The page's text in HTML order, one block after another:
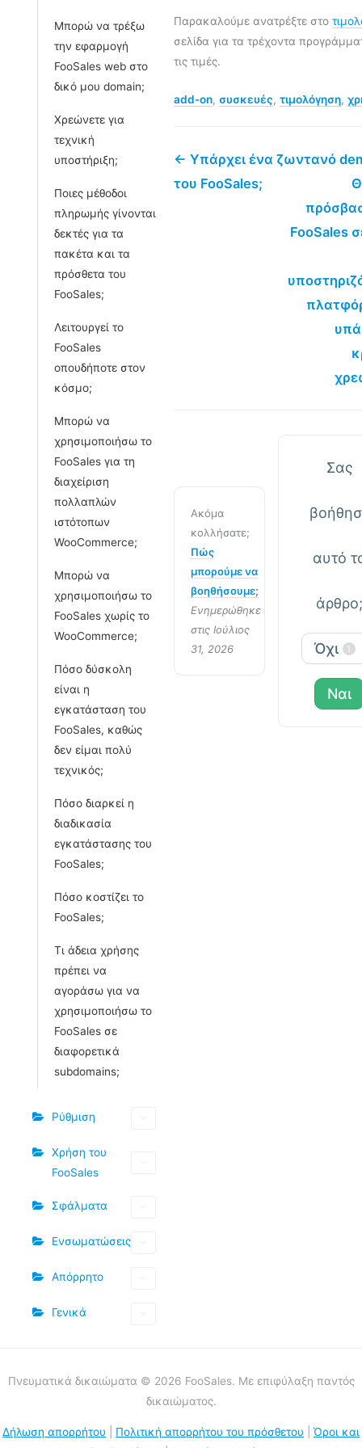
Μπορώ να τρέξω
την εφαρμογή
FooSales web στο
δικό μου domain;
Χρεώνετε για
τεχνική
υποστήριξη;
Ποιες μέθοδοι
πληρωμής γίνονται
δεκτές για τα
πακέτα και τα
πρόσθετα του
FooSales;
Λειτουργεί το
FooSales
οπουδήποτε στον
κόσμο;
Μπορώ να
χρησιμοποιήσω το
FooSales για τη
διαχείριση
πολλαπλών
ιστότοπων
WooCommerce;
Μπορώ να
χρησιμοποιήσω το
FooSales χωρίς το
WooCommerce;
Πόσο δύσκολη
είναι η
εγκατάσταση του
FooSales, καθώς
δεν είμαι πολύ
τεχνικός;
Πόσο διαρκεί η
διαδικασία
εγκατάστασης του
FooSales;
Πόσο κοστίζει το
FooSales;
Τι άδεια χρήσης
πρέπει να
αγοράσω για να
χρησιμοποιήσω το
FooSales σε
διαφορετικά
subdomains;
Ρύθμιση
Χρήση του
FooSales
Σφάλματα
Ενσωματώσεις
Απόρρητο
Γενικά
Παρακαλούμε ανατρέξτε στο
σελίδα για τα τρέχοντα
τις τιμές.
add-on, συσκευές, τιμολόγηση,
← Υπάρχει ένα ζωντανό
του FooSales;
FooSales
Ακόμα
κολλήσατε;
Πώς
μπορούμε να
βοηθήσουμε;
Ενημερώθηκε
στις Ιούλιος
31, 2026
Σας
αυτό
Όχι 1
Ναι
Πνευματικά δικαιώματα © 2026 FooSales. Με επιφύλαξη παντός
δικαιώματος.
Δήλωση απορρήτου Πολιτική απορρήτου του πρόσθετου
Όροι και